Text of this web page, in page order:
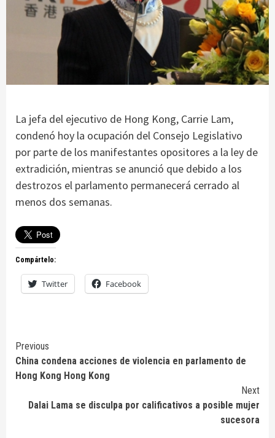
La jefa del ejecutivo de Hong Kong, Carrie Lam,
condenó hoy la ocupación del Consejo Legislativo
por parte de los manifestantes opositores a la ley de
extradición, mientras se anunció que debido a los
destrozos el parlamento permanecerá cerrado al
menos dos semanas.
Compártelo:
Twitter Facebook
Continue
Reading
Previous
China condena acciones de violencia en parlamento de
Hong Kong Hong Kong
Next
Dalai Lama se disculpa por calificativos a posible mujer
sucesora